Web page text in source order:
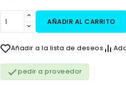
AÑADIR AL CARRITO
Añadir a la lista de deseos
pedir a proveedor